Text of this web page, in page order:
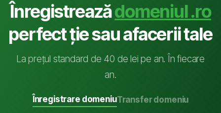
Înregistreazădomeniul .ro
perfect ție sau afacerii tale
La prețul standard de 40 de lei pe an. În fiecare
an.
Înregistrare domeniuTransfer domeniu